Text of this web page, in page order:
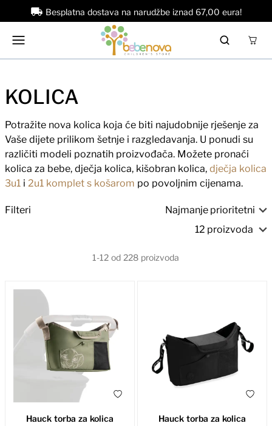
Besplatna dostava na narudžbe iznad 67,00 eura!
KOLICA
Potražite nova kolica koja će biti najudobnije rješenje za
Vaše dijete prilikom šetnje i razgledavanja. U ponudi su
različiti modeli poznatih proizvođača. Možete pronaći
kolica za bebe, dječja kolica, kišobran kolica, dječja kolica
3u1 i 2u1 komplet s košarom po povoljnim cijenama.
Filteri
1-12 od 228 proizvoda
Hauck torba za kolica
Hauck torba za kolica